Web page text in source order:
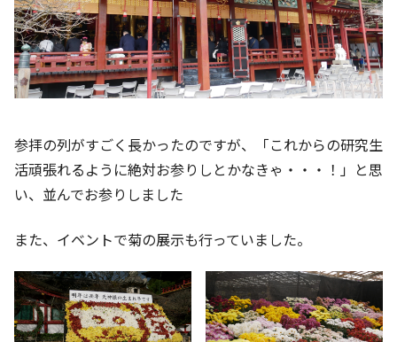
参拝の列がすごく長かったのですが、「これからの研究生
活頑張れるように絶対お参りしとかなきゃ・・・！」と思
い、並んでお参りしました
また、イベントで菊の展示も行っていました。